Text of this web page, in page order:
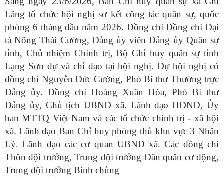
Lăng tổ chức hội nghị sơ kết công tác quân sự, quốc
phòng 6 tháng đầu năm 2026. Đồng chí Đồng chí Đại
tá Nông Thái Cường, Đảng ủy viên Đảng ủy Quân sự
tỉnh, Chủ nhiệm Chính trị, Bộ Chỉ huy quân sự tỉnh
Lạng Sơn dự và chỉ đạo tại hội nghị. Dự hội nghị có
đồng chí Nguyễn Đức Cường, Phó Bí thư Thường trực
Đảng ủy. Đồng chí Hoàng Xuân Hòa, Phó Bí thư
Đảng ủy, Chủ tịch UBND xã. Lãnh đạo HĐND, Ủy
ban MTTQ Việt Nam và các tổ chức chính trị - xã hội
xã. Lãnh đạo Ban Chỉ huy phòng thủ khu vực 3 Nhân
Lý. Lãnh đạo các cơ quan UBND xã. Các đồng chí
Thôn đội trưởng, Trung đội trưởng Dân quân cơ động,
Trung đội trưởng Binh chủng